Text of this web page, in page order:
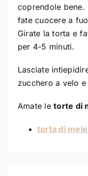
coprendole
fate cuocere a
Girate la torta e
per 4-5 minuti.
Lasciate
zucchero a velo
Amate letorte di
torta di